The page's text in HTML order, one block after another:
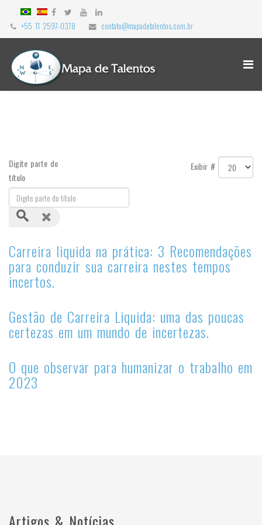
+55 11 2597-0378 contato@mapadetalentos.com.br
Digite parte do
título
Exibir #
Carreira liquida na prática: 3 Recomendações
para conduzir sua carreira nestes tempos
incertos.
Gestão de Carreira Liquida: uma das poucas
certezas em um mundo de incertezas.
O que observar para humanizar o trabalho em
2023